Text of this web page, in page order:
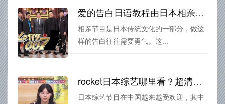
爱的告白日语教程由日本相亲综艺带给你的甜蜜桥段
相亲节目是日本传统文化的一部分，做这
样的告白往往需要勇气。这...
rocket日本综艺哪里看？超清画质免费在线观看渠道大揭秘
日本综艺节目在中国越来越受欢迎，其中